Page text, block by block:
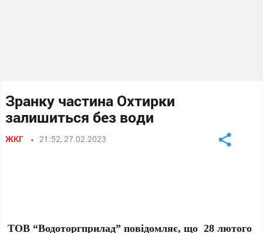
Зранку частина Охтирки
залишиться без води
ЖКГ 21:52, 27.02.2023
ТОВ “Водоторгприлад” повідомляє, що 28 лютого